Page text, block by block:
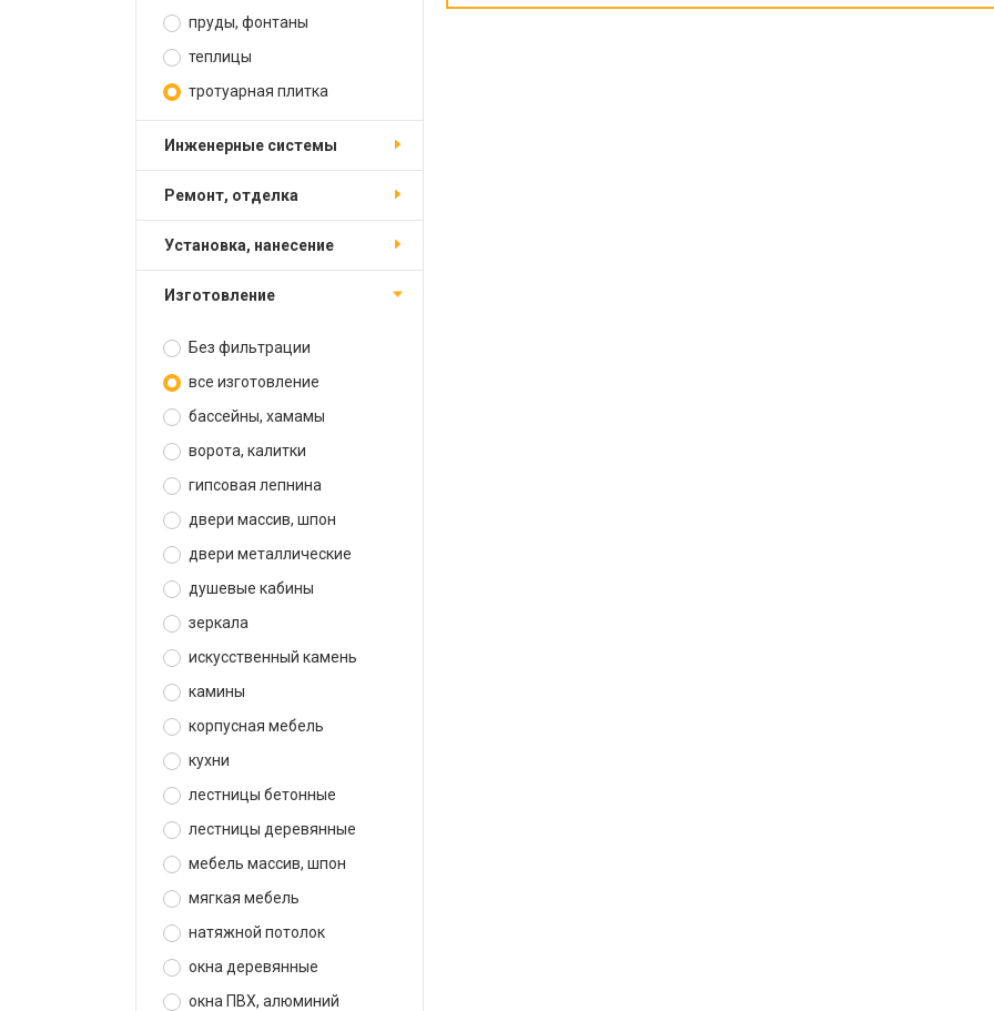
пруды, фонтаны
теплицы
тротуарная плитка
инженерные системы
ремонт, отделка
установка, нанесение
изготовление
Без фильтрации
все изготовление
бассейны, хамамы
ворота, калитки
гипсовая лепнина
двери массив, шпон
двери металлические
душевые кабины
зеркала
искусственный камень
камины
корпусная мебель
кухни
лестницы бетонные
лестницы деревянные
мебель массив, шпон
мягкая мебель
натяжной потолок
окна деревянные
окна ПВХ, алюминий